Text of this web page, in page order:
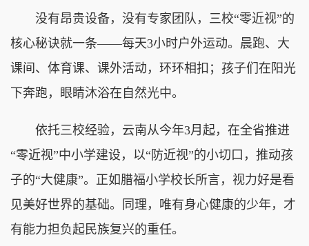
没有昂贵设备，没有专家团队，三校“零近视”的
核心秘诀就一条——每天3小时户外运动。晨跑、大
课间、体育课、课外活动，环环相扣；孩子们在阳光
下奔跑，眼睛沐浴在自然光中。
依托三校经验，云南从今年3月起，在全省推进
“零近视”中小学建设，以“防近视”的小切口，推动孩
子的“大健康”。正如腊福小学校长所言，视力好是看
见美好世界的基础。同理，唯有身心健康的少年，才
有能力担负起民族复兴的重任。